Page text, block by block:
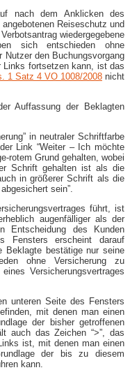
nach dem Anklicken des
Reiseschutz und
wiedergegebene
sich entschieden ohne
Nutzer den Buchungsvorgang
Links fortsetzen kann, ist das
1 Satz 4 VO 1008/2008nicht
Auffassung der Beklagten
in neutraler Schriftfarbe
Link “Weiter – Ich möchte
​rotem Grund gehalten, wobei
Schrift gehalten ist als die
in größerer Schrift als die
sein”.
führt, ist
augenfälliger als der
Entscheidung des Kunden
Fensters erscheint darauf
Beklagte bestätige nur seine
ohne Versicherung zu
Versicherungsvertrages
unteren Seite des Fensters
mit denen man einen
der bisher getroffenen
auch das Zeichen “>”, das
ist, mit denen man einen
der bis zu diesem
kann.